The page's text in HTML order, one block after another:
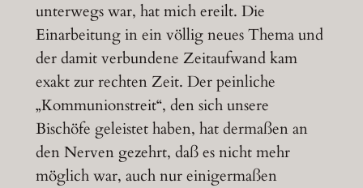
unterwegs war, hat mich ereilt. Die
Einarbeitung in ein völlig neues Thema und
der damit verbundene Zeitaufwand kam
exakt zur rechten Zeit. Der peinliche
„Kommunionstreit“, den sich unsere
Bischöfe geleistet haben, hat dermaßen an
den Nerven gezehrt, daß es nicht mehr
möglich war, auch nur einigermaßen